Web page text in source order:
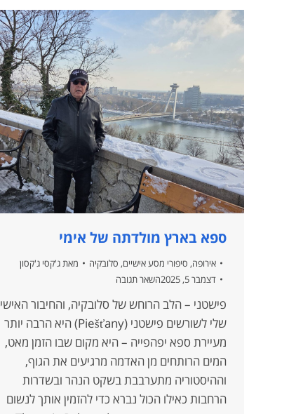
ספא בארץ מולדתה של אימי
אירופה, סיפורי מסע אישיים, סלובקיה מאתג'קסי ג'קסון
דצמבר 5, 2025
השאר תגובה
פישטני – הלב הרוחש של סלובקיה, והחיבור האישי
שלי לשורשים פישטני (Piešťany) היא הרבה יותר
מעיירת ספא יפהפייה – היא מקום שבו הזמן מאט,
המים הרותחים מן האדמה מרגיעים את הגוף,
וההיסטוריה מתערבבת בשקט הנהר ובשדרות
הרחבות כאילו הכול נברא כדי להזמין אותך לנשום